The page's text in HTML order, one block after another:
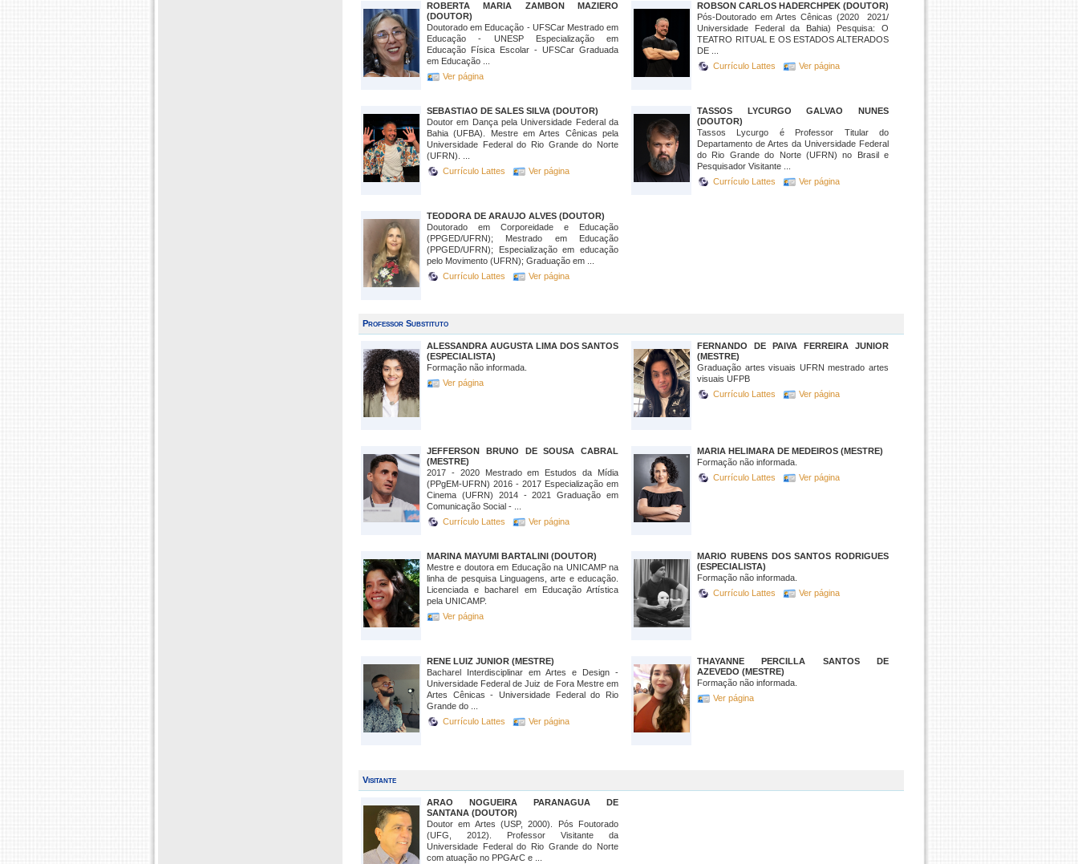
ROBERTA MARIA ZAMBON MAZIERO
(DOUTOR)
Doutorado em Educação - UFSCar Mestrado em
Educação - UNESP Especialização em
Educação Física Escolar - UFSCar Graduada
em Educação ...
Ver página
ROBSON CARLOS HADERCHPEK (DOUTOR)
Pós-Doutorado em Artes Cênicas (2020  2021/
Universidade Federal da Bahia) Pesquisa: O
TEATRO RITUAL E OS ESTADOS ALTERADOS
DE ...
Currículo Lattes
Ver página
SEBASTIAO DE SALES SILVA (DOUTOR)
Doutor em Dança pela Universidade Federal da
Bahia (UFBA). Mestre em Artes Cênicas pela
Universidade Federal do Rio Grande do Norte
(UFRN). ...
Currículo Lattes
Ver página
TASSOS LYCURGO GALVAO NUNES
(DOUTOR)
Tassos Lycurgo é Professor Titular do
Departamento de Artes da Universidade Federal
do Rio Grande do Norte (UFRN) no Brasil e
Pesquisador Visitante ...
Currículo Lattes
Ver página
TEODORA DE ARAUJO ALVES (DOUTOR)
Doutorado em Corporeidade e Educação
(PPGED/UFRN); Mestrado em Educação
(PPGED/UFRN); Especialização em educação
pelo Movimento (UFRN); Graduação em ...
Currículo Lattes
Ver página
Professor Substituto
ALESSANDRA AUGUSTA LIMA DOS SANTOS
(ESPECIALISTA)
Formação não informada.
Ver página
FERNANDO DE PAIVA FERREIRA JUNIOR
(MESTRE)
Graduação artes visuais UFRN mestrado artes
visuais UFPB
Currículo Lattes
Ver página
JEFFERSON BRUNO DE SOUSA CABRAL
(MESTRE)
2017 - 2020 Mestrado em Estudos da Mídia
(PPgEM-UFRN) 2016 - 2017 Especialização em
Cinema (UFRN) 2014 - 2021 Graduação em
Comunicação Social - ...
Currículo Lattes
Ver página
MARIA HELIMARA DE MEDEIROS (MESTRE)
Formação não informada.
Currículo Lattes
Ver página
MARINA MAYUMI BARTALINI (DOUTOR)
Mestre e doutora em Educação na UNICAMP na
linha de pesquisa Linguagens, arte e educação.
Licenciada e bacharel em Educação Artística
pela UNICAMP.
Ver página
MARIO RUBENS DOS SANTOS RODRIGUES
(ESPECIALISTA)
Formação não informada.
Currículo Lattes
Ver página
RENE LUIZ JUNIOR (MESTRE)
Bacharel Interdisciplinar em Artes e Design -
Universidade Federal de Juiz de Fora Mestre em
Artes Cênicas - Universidade Federal do Rio
Grande do ...
Currículo Lattes
Ver página
THAYANNE PERCILLA SANTOS DE
AZEVEDO (MESTRE)
Formação não informada.
Ver página
Visitante
ARAO NOGUEIRA PARANAGUA DE
SANTANA (DOUTOR)
Doutor em Artes (USP, 2000). Pós Foutorado
(UFG, 2012). Professor Visitante da
Universidade Federal do Rio Grande do Norte
com atuação no PPGArC e ...